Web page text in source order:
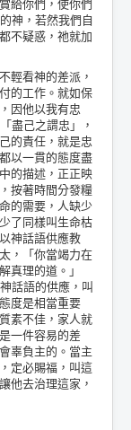
神，若然我們自
不疑惑，祂就加
看神的差派，
的工作。就如保
因他以我有忠
盡己之謂忠」，
的責任，就是忠
以一貫的態度盡
的描述，正正映
按著時間分發糧
的需要，人缺少
了同樣叫生命枯
神話語供應教
，「你當竭力在
真理的道。」
話語的供應，叫
度是相當重要
素不佳，家人就
一件容易的差
辜負主的。當主
定必賜福，叫這
他去治理這家，